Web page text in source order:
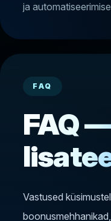
ja
FAQ
FAQ
Vastused